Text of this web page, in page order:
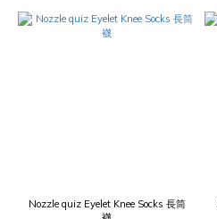
Nozzle quiz Eyelet Knee Socks 長筒